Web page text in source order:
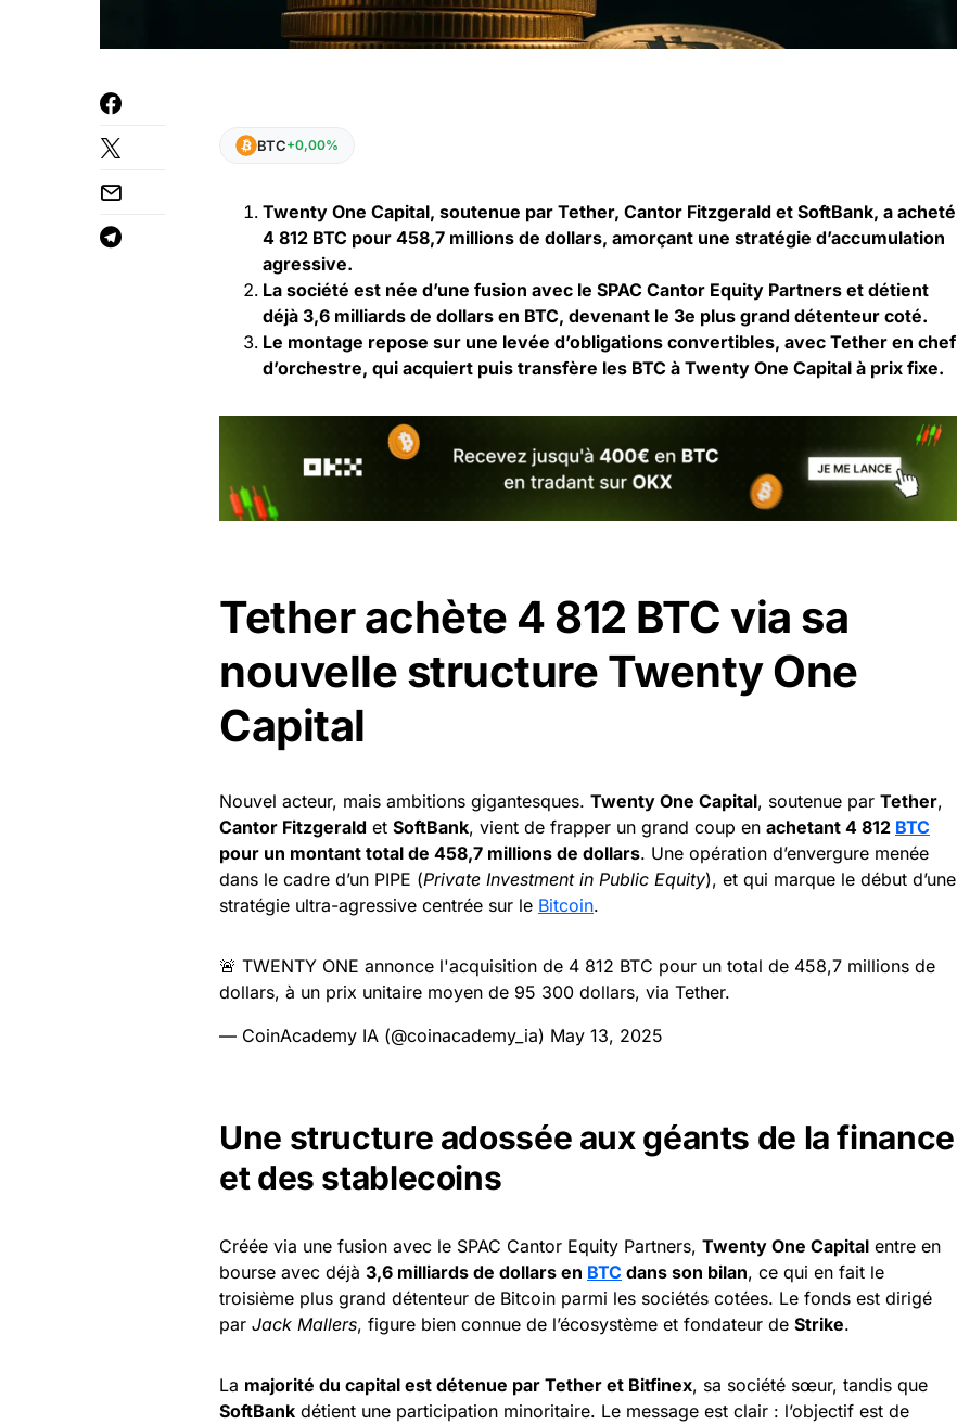
BTC+0,00%
Twenty One Capital, soutenue par Tether, Cantor Fitzgerald et SoftBank, a acheté
4 812 BTC pour 458,7 millions de dollars, amorçant une stratégie d’accumulation
agressive.
La société est née d’une fusion avec le SPAC Cantor Equity Partners et détient
déjà 3,6 milliards de dollars en BTC, devenant le 3e plus grand détenteur coté.
Le montage repose sur une levée d’obligations convertibles, avec Tether en chef
d’orchestre, qui acquiert puis transfère les BTC à Twenty One Capital à prix fixe.
Tether achète 4 812 BTC via sa
nouvelle structure Twenty One
Capital
Nouvel acteur, mais ambitions gigantesques. Twenty One Capital, soutenue par Tether,
Cantor Fitzgerald et SoftBank, vient de frapper un grand coup en achetant 4 812 BTC
pour un montant total de 458,7 millions de dollars. Une opération d’envergure menée
dans le cadre d’un PIPE (Private Investment in Public Equity), et qui marque le début d’une
stratégie ultra-agressive centrée sur le Bitcoin.
🚨 TWENTY ONE annonce l'acquisition de 4 812 BTC pour un total de 458,7 millions de
dollars, à un prix unitaire moyen de 95 300 dollars, via Tether.
— CoinAcademy IA (@coinacademy_ia) May 13, 2025
Une structure adossée aux géants de la finance
et des stablecoins
Créée via une fusion avec le SPAC Cantor Equity Partners, Twenty One Capital entre en
bourse avec déjà 3,6 milliards de dollars en BTC dans son bilan, ce qui en fait le
troisième plus grand détenteur de Bitcoin parmi les sociétés cotées. Le fonds est dirigé
par Jack Mallers, figure bien connue de l’écosystème et fondateur de Strike.
La majorité du capital est détenue par Tether et Bitfinex, sa société sœur, tandis que
SoftBank détient une participation minoritaire. Le message est clair : l’objectif est de